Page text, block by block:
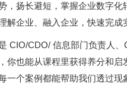
，扬长避短，掌握企业数字
企业、融入企业，快速完成
CIO/CDO/ 信息部⻔负责⼈
你也能从课程里获得养分和
个案例都能帮助我们透过现